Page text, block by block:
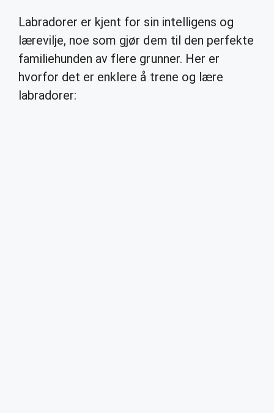
Labradorer er kjent for sin intelligens og
lærevilje, noe som gjør dem til den perfekte
familiehunden av flere grunner. Her er
hvorfor det er enklere å trene og lære
labradorer: